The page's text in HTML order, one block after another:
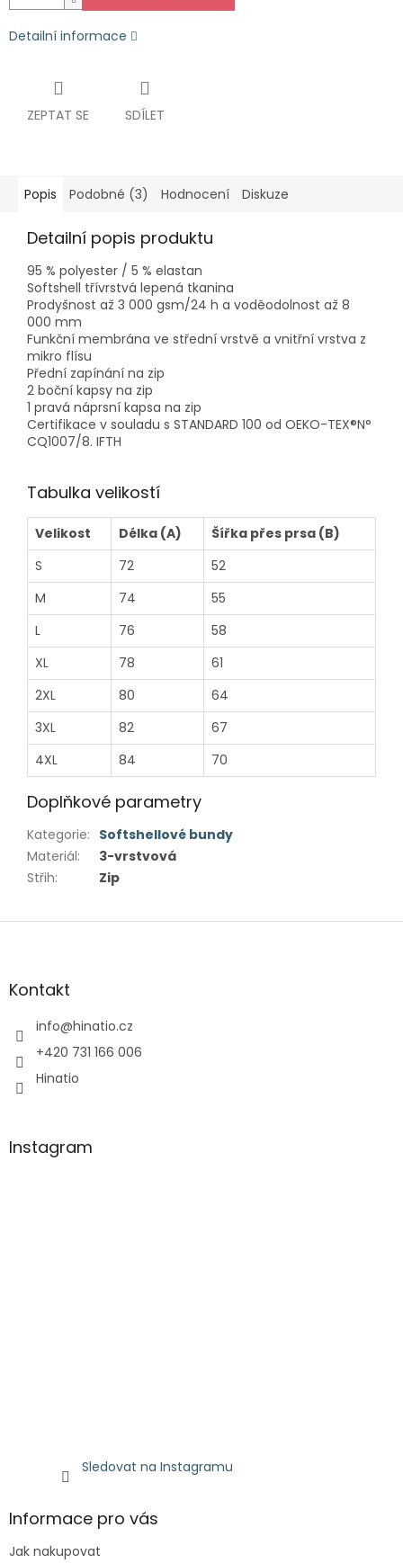
Detailní informace
ZEPTAT SE SDÍLET
Popis Podobné (3) Hodnocení Diskuze
Detailní popis produktu
95 % polyester / 5 % elastan
Softshell třívrstvá lepená tkanina
Prodyšnost až 3 000 gsm/24 h a voděodolnost až 8
000 mm
Funkční membrána ve střední vrstvě a vnitřní vrstva z
mikro flísu
Přední zapínání na zip
2 boční kapsy na zip
1 pravá náprsní kapsa na zip
Certifikace v souladu s STANDARD 100 od OEKO-TEX®N°
CQ1007/8. IFTH
Tabulka velikostí
Velikost Délka (A)
Šířka přes prsa (B)
S
72
52
M
74
55
L
76
58
XL
78
61
2XL
80
64
3XL
82
67
4XL
84 70
Doplňkové parametry
Kategorie: Softshellové bundy
Materiál:
3-vrstvová
Střih: Zip
Z
aKontakt
info@hinatio.cz
+420 731 166 006
Hinatio
Instagram
Sledovat na Instagramu
Informace pro vás
Jak nakupovat